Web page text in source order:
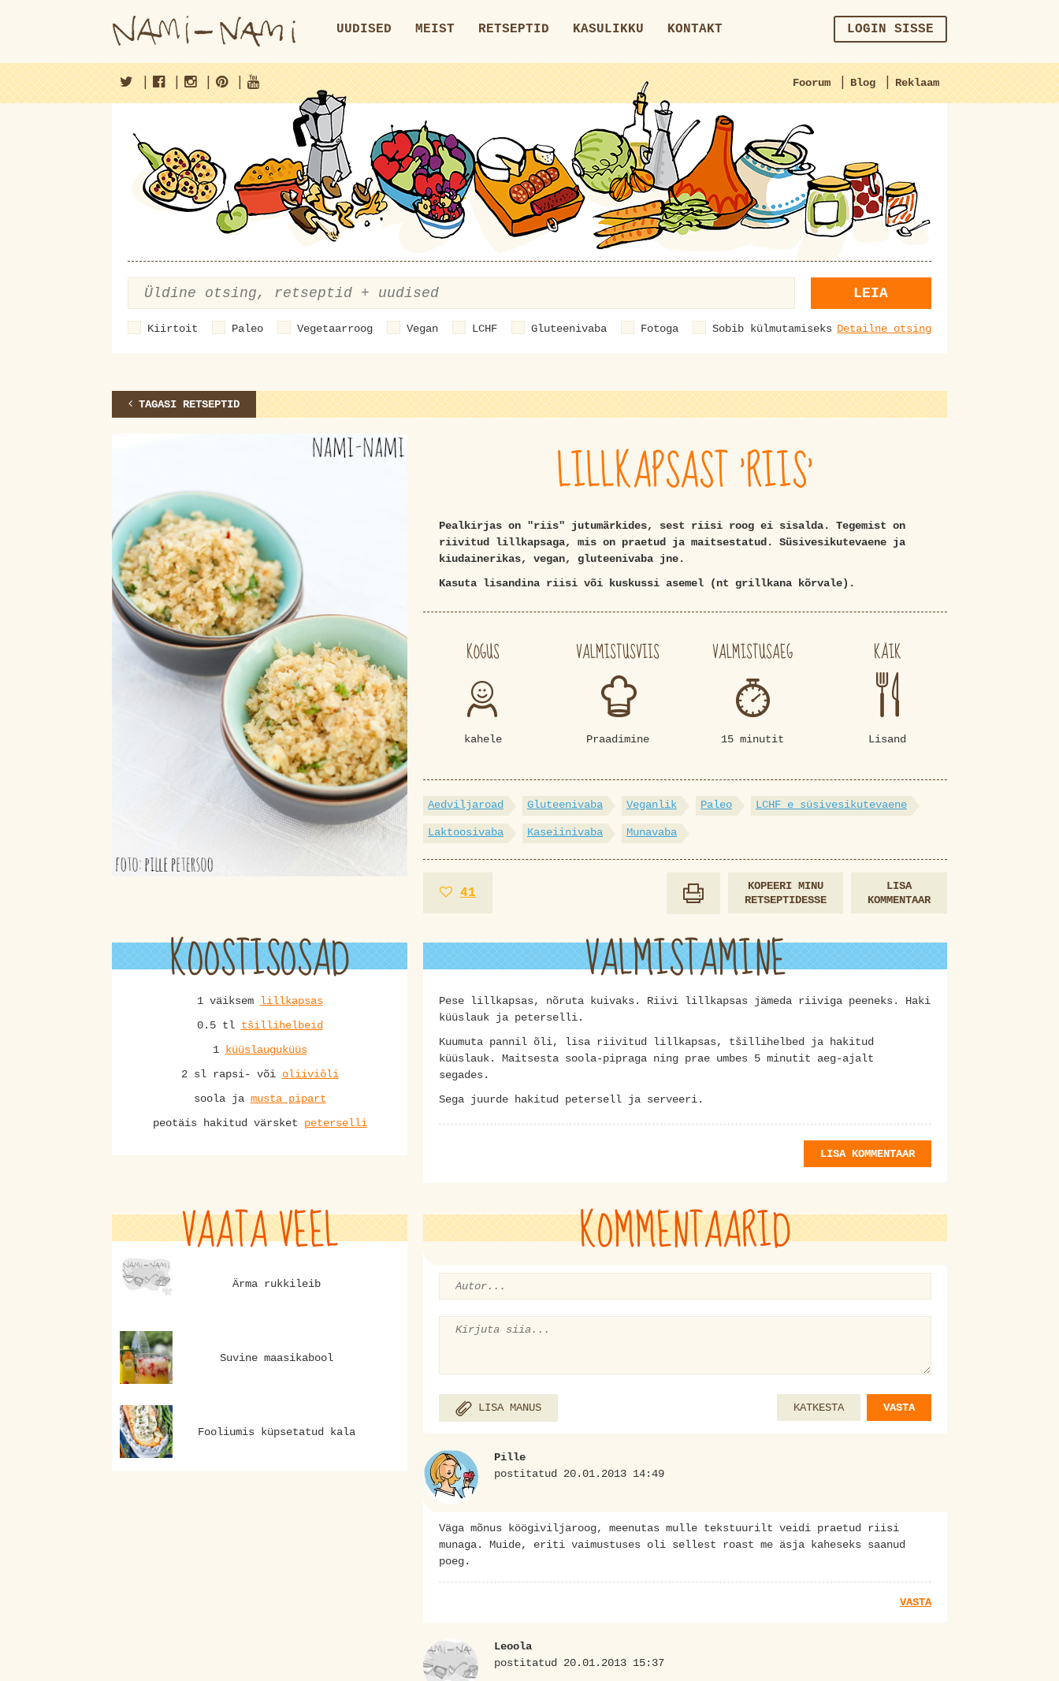
UUDISED MEIST RETSEPTID KASULIKKU KONTAKT LOGIN SISSE
Foorum | Blog | Reklaam
| | | |
LEIA
Kiirtoit Paleo Vegetaarroog Vegan LCHF Gluteenivaba Fotoga Sobib külmutamiseks Detailne otsing
TAGASI RETSEPTID
LILLKAPSAST 'RIIS'
Pealkirjas on "riis" jutumärkides, sest riisi roog ei sisalda. Tegemist on
riivitud lillkapsaga, mis on praetud ja maitsestatud. Süsivesikutevaene ja
kiudainerikas, vegan, gluteenivaba jne.
Kasuta lisandina riisi või kuskussi asemel (nt grillkana kõrvale).
KOGUS
kahele
VALMISTUSVIIS
Praadimine
VALMISTUSAEG
15 minutit
KÄIK
Lisand
Aedviljaroad Gluteenivaba Veganlik Paleo LCHF e süsivesikutevaene
Laktoosivaba Kaseiinivaba Munavaba
41
LISA
KOMMENTAAR
KOPEERI MINU
RETSEPTIDESSE
KOOSTISOSAD
1 väiksem lillkapsas
0.5 tl tšillihelbeid
1 küüslauguküüs
2 sl rapsi- või oliiviõli
soola ja musta pipart
peotäis hakitud värsket peterselli
VALMISTAMINE
Pese lillkapsas, nõruta kuivaks. Riivi lillkapsas jämeda riiviga peeneks. Haki
küüslauk ja peterselli.
Kuumuta pannil õli, lisa riivitud lillkapsas, tšillihelbed ja hakitud
küüslauk. Maitsesta soola-pipraga ning prae umbes 5 minutit aeg-ajalt
segades.
Sega juurde hakitud petersell ja serveeri.
LISA KOMMENTAAR
KOMMENTAARID
LISA MANUS KATKESTA VASTA
Pille
postitatud 20.01.2013 14:49
Väga mõnus köögiviljaroog, meenutas mulle tekstuurilt veidi praetud riisi
munaga. Muide, eriti vaimustuses oli sellest roast me äsja kaheseks saanud
poeg.
VASTA
Leoola
postitatud 20.01.2013 15:37
VAATA VEEL
Ärma rukkileib
Suvine maasikabool
Fooliumis küpsetatud kala